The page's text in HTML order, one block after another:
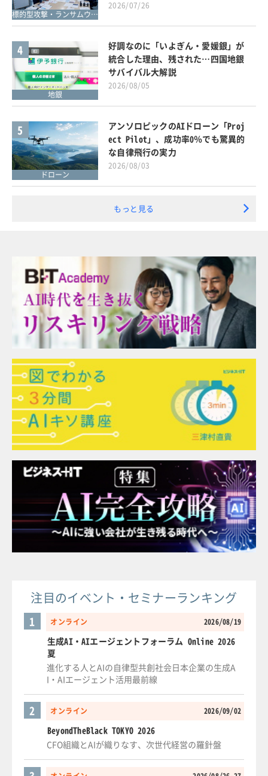
標的型攻撃・ランサムウェア対策
2026/07/26
4
地銀
好調なのに「いよぎん・愛媛銀」が
統合した理由、残された…四国地銀
サバイバル大解説
2026/08/05
5
ドローン
アンソロピックのAIドローン「Proj
ect Pilot」、成功率0％でも驚異的
な自律飛行の実力
2026/08/03
もっと見る
注目のイベント・セミナーランキング
オンライン 2026/08/19
1
生成AI・AIエージェントフォーラム Online 2026
夏
進化する人とAIの自律型共創社会日本企業の生成A
I・AIエージェント活用最前線
オンライン 2026/09/02
2
BeyondTheBlack TOKYO 2026
CFO組織とAIが織りなす、次世代経営の羅針盤